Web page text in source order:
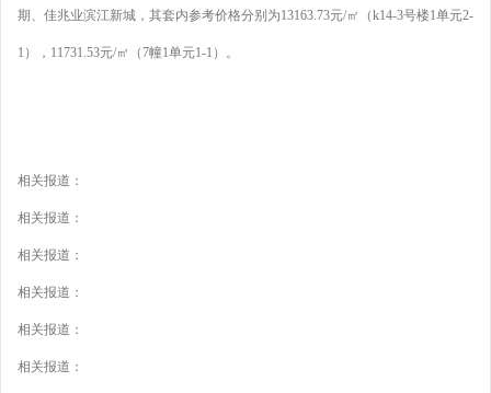
期、佳兆业滨江新城，其套内参考价格分别为13163.73元/㎡（k14-3号楼1单元2-
1），11731.53元/㎡（7幢1单元1-1）。
相关报道：
相关报道：
相关报道：
相关报道：
相关报道：
相关报道：